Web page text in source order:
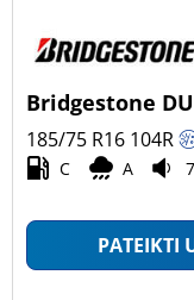
Bridgestone
185/75 R16 104R
C A
PATEIKTI